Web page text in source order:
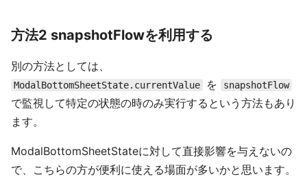
方法2 snapshotFlowを利用する
別の方法としては、
ModalBottomSheetState.currentValue を snapshotFlow
で監視して特定の状態の時のみ実行するという方法もあり
ます。
ModalBottomSheetStateに対して直接影響を与えないの
で、こちらの方が便利に使える場面が多いかと思います。